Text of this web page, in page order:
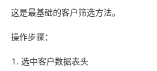
这是最基础的客户筛选方法。
操作步骤：
选中客户数据表头